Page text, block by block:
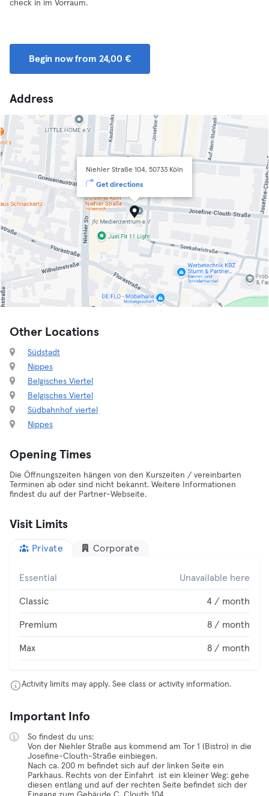
check in im Vorraum.
Begin now from 24,00 €
Address
Niehler Straße 104, 50733 Köln
Get directions
Other Locations
Südstadt
Nippes
Belgisches Viertel
Belgisches Viertel
Südbahnhof viertel
Nippes
Opening Times
Die Öffnungszeiten hängen von den Kurszeiten / vereinbarten
Terminen ab oder sind nicht bekannt. Weitere Informationen
findest du auf der Partner-Webseite.
Visit Limits
Private Corporate
Essential Unavailable here
Classic 4 / month
Premium 8 / month
Max 8 / month
Activity limits may apply. See class or activity information.
Important Info
So findest du uns:
Von der Niehler Straße aus kommend am Tor 1 (Bistro) in die
Josefine-Clouth-Straße einbiegen.
Nach ca. 200 m befindet sich auf der linken Seite ein
Parkhaus. Rechts von der Einfahrt ist ein kleiner Weg: gehe
diesen entlang und auf der rechten Seite befindet sich der